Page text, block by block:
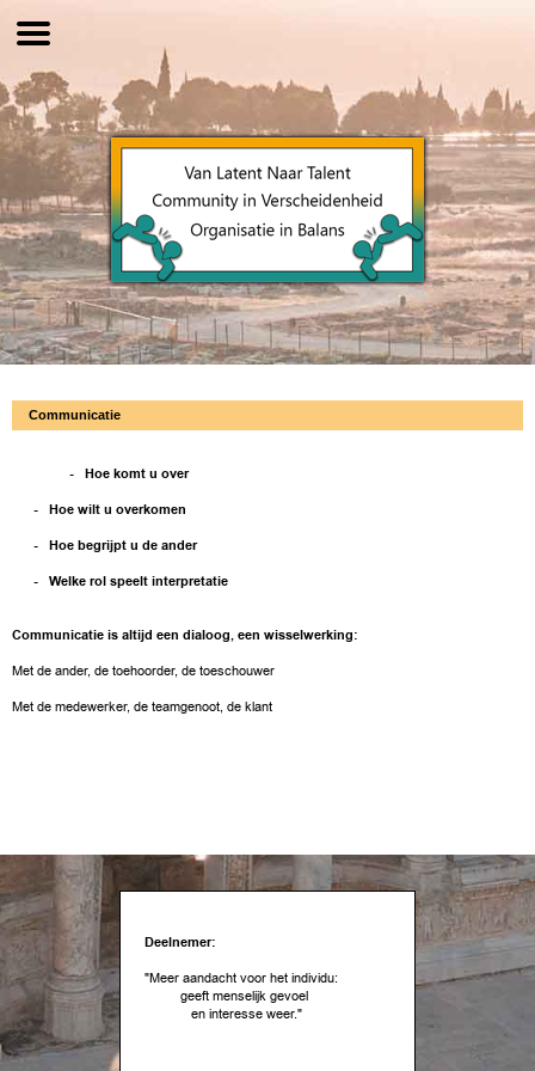
Communicatie
- Hoe komt u over
- Hoe wilt u overkomen
- Hoe begrijpt u de ander
- Welke rol speelt interpretatie
Communicatie is altijd een dialoog, een wisselwerking:
Met de ander, de toehoorder, de toeschouwer
Met de medewerker, de teamgenoot, de klant
Deelnemer:
"Meer aandacht voor het individu:
geeft menselijk gevoel
en interesse weer."